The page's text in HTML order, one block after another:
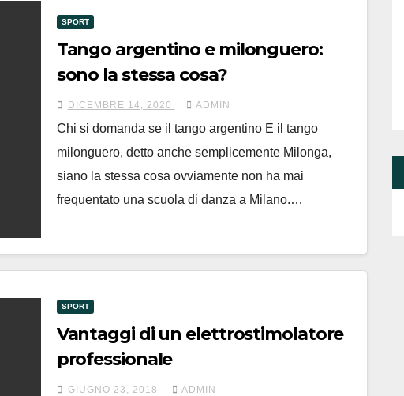
SPORT
Tango argentino e milonguero:
sono la stessa cosa?
DICEMBRE 14, 2020 ADMIN
Chi si domanda se il tango argentino E il tango
milonguero, detto anche semplicemente Milonga,
siano la stessa cosa ovviamente non ha mai
frequentato una scuola di danza a Milano.…
SPORT
Vantaggi di un elettrostimolatore
professionale
GIUGNO 23, 2018 ADMIN